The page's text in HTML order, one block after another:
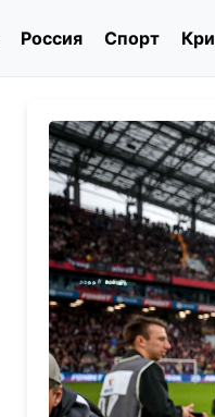
Россия Спорт